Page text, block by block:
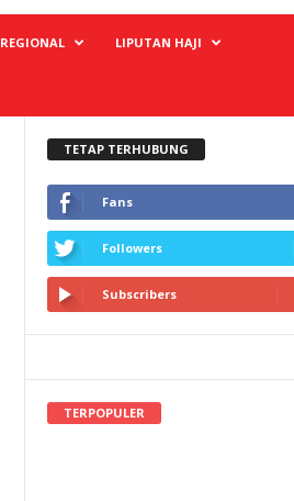
REGIONAL LIPUTAN HAJI
TETAP TERHUBUNG
Fans
Followers
Subscribers
TERPOPULER